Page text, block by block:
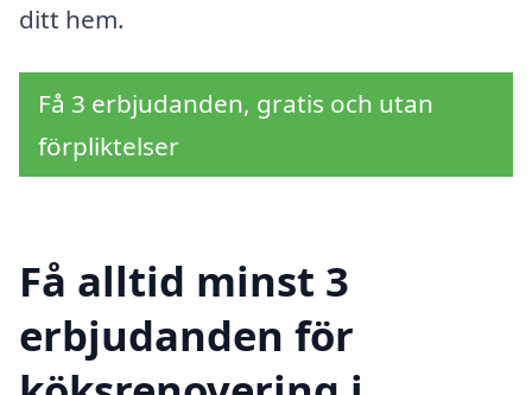
ditt hem.
Få 3 erbjudanden, gratis och utan
förpliktelser
Få alltid minst 3
erbjudanden för